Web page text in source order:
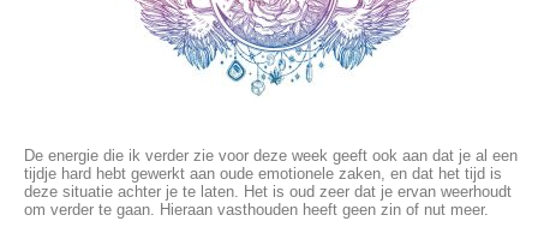
De energie die ik verder zie voor deze week geeft ook aan dat je al een
tijdje hard hebt gewerkt aan oude emotionele zaken, en dat het tijd is
deze situatie achter je te laten. Het is oud zeer dat je ervan weerhoudt
om verder te gaan. Hieraan vasthouden heeft geen zin of nut meer.